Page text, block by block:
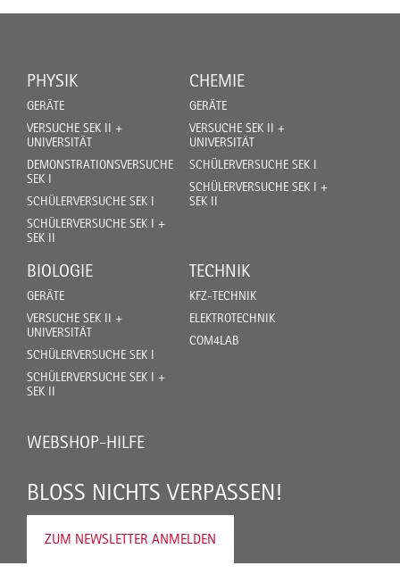
PHYSIK
GERÄTE
VERSUCHE SEK II +
UNIVERSITÄT
DEMONSTRATIONSVERSUCHE
SEK I
SCHÜLERVERSUCHE SEK I
SCHÜLERVERSUCHE SEK I +
SEK II
CHEMIE
GERÄTE
VERSUCHE SEK II +
UNIVERSITÄT
SCHÜLERVERSUCHE SEK I
SCHÜLERVERSUCHE SEK I +
SEK II
BIOLOGIE
GERÄTE
VERSUCHE SEK II +
UNIVERSITÄT
SCHÜLERVERSUCHE SEK I
SCHÜLERVERSUCHE SEK I +
SEK II
TECHNIK
KFZ-TECHNIK
ELEKTROTECHNIK
COM4LAB
WEBSHOP-HILFE
BLOSS NICHTS VERPASSEN!
ZUM NEWSLETTER ANMELDEN